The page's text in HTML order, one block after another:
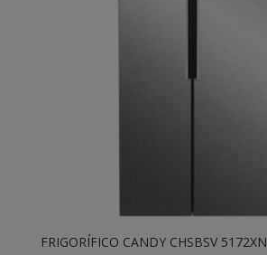
FRIGORÍFICO CANDY CHSBSV 5172XN